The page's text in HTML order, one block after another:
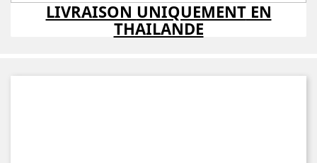
LIVRAISON UNIQUEMENTEN
THAILANDE